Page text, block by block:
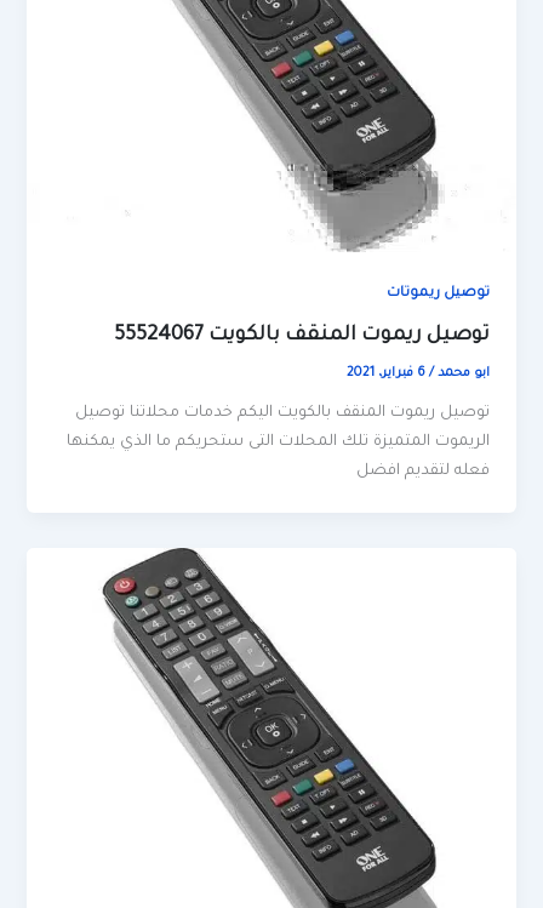
توصيل ريموتات
توصيل ريموت المنقف بالكويت 55524067
ابو محمد/6 فبراير، 2021
توصيل ريموت المنقف بالكويت اليكم خدمات محلاتنا توصيل
الريموت المتميزة تلك المحلات التى ستحريكم ما الذي يمكنها
فعله لتقديم افضل